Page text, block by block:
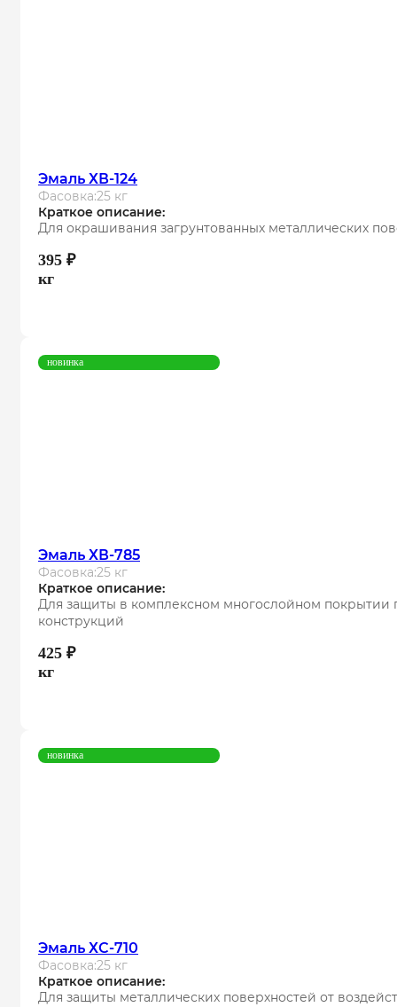
Эмаль ХВ-124
Фасовка:25 кг
Краткое описание:
Для окрашивания загрунтованных металлических
395 ₽
кг
новинка
Эмаль ХВ-785
Фасовка:25 кг
Краткое описание:
Для защиты в комплексном многослойном покрытии
конструкций
425 ₽
кг
новинка
Эмаль ХС-710
Фасовка:25 кг
Краткое описание:
Для защиты металлических поверхностей от